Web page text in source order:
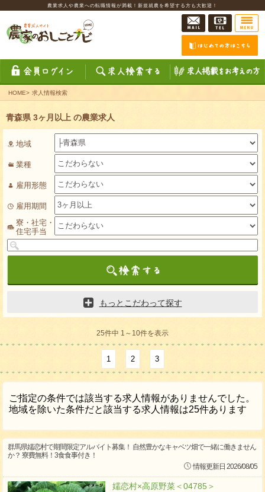
農業求人や農業への転職情報が満載！新規就農を希望する方も大歓迎！
HOME> 求人情報検索
青森県 3ヶ月以上 の農業求人
地域
業種
雇用形態
雇用期間
寮・社宅・
住宅手当
もっとこだわって探す
25件中 1～10件を表示
1 2 3
ご指定の条件では該当する求人情報がありませんでした。
地域を除いた条件だと該当する求人情報は25件あります
群馬県嬬恋村で期間限定アルバイト募集！ 自然豊かなキャベツ畑で一緒に働きません
か？ 寮費無料！3食食事付き！
情報更新日 2026/08/05
嬬恋村×高原野菜＜04785＞